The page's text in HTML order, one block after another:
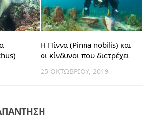
Η Πίννα (Pinna nobilis) και
οι κίνδυνοι που διατρέχει
25 ΟΚΤΩΒΡΊΟΥ, 2019